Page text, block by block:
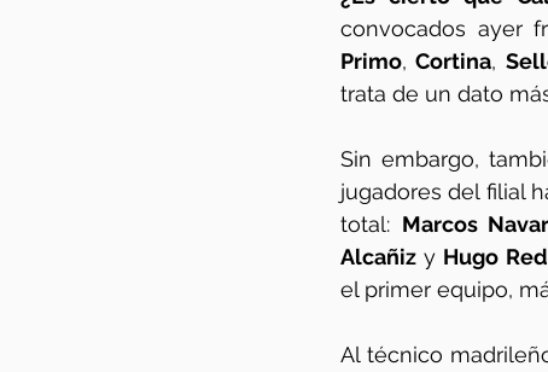
convocados ayer
Primo, Cortina,
trata de un dato
Sin embargo,
jugadores del filial
total: Marcos
Alcañiz y Hugo
el primer equipo,
Al técnico